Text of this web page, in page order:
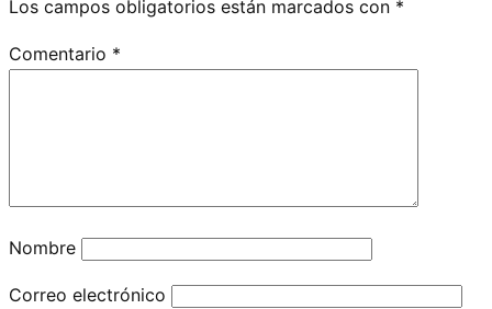
Los campos obligatorios están marcados con *
Comentario *
Nombre
Correo electrónico